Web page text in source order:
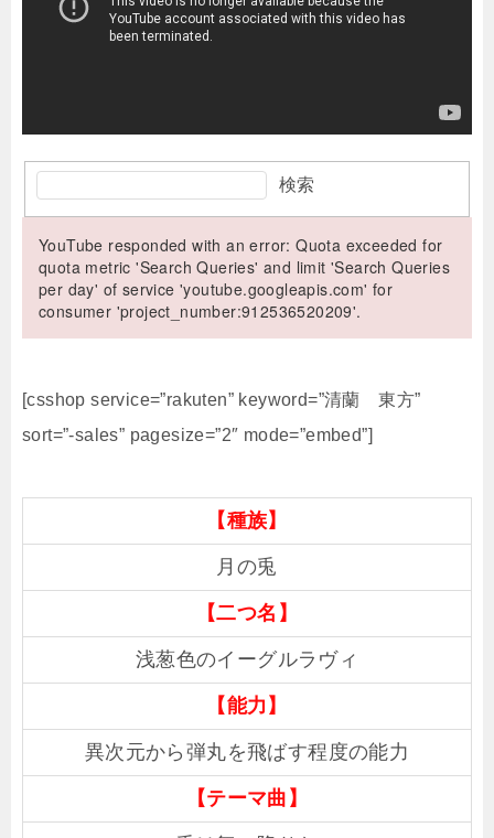
検索
YouTube responded with an error: Quota exceeded for
quota metric 'Search Queries' and limit 'Search Queries
per day' of service 'youtube.googleapis.com' for
consumer 'project_number:912536520209'.
[csshop service=”rakuten” keyword=”清蘭 東方”
sort=”-sales” pagesize=”2″ mode=”embed”]
【種族】
月の兎
【二つ名】
浅葱色のイーグルラヴィ
【能力】
異次元から弾丸を飛ばす程度の能力
【テーマ曲】